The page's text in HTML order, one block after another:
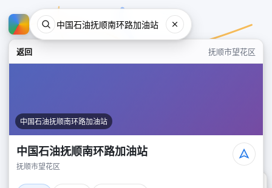
返回 抚顺市望花区
中国石油抚顺南环路加油站
中国石油抚顺南环路加油站
抚顺市望花区